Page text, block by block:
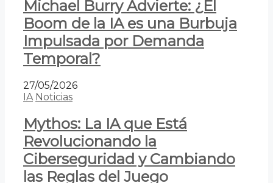
Michael Burry Advierte: ¿El
Boom de la IA es una Burbuja
Impulsada por Demanda
Temporal?
27/05/2026
IA Noticias
Mythos: La IA que Está
Revolucionando la
Ciberseguridad y Cambiando
las Reglas del Juego